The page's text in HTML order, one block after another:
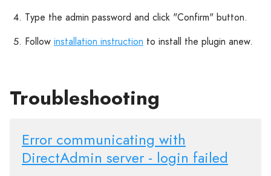
Type the admin password and click "Confirm" button.
Follow installation instruction to install the plugin anew.
Troubleshooting
Error communicating with
DirectAdmin server - login failed